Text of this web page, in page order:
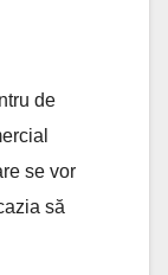
de
se vor
să